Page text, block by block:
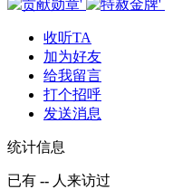
收听TA
加为好友
给我留言
打个招呼
发送消息
统计信息
已有 -- 人来访过